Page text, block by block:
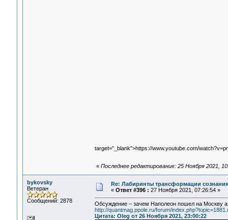
target="_blank">https://www.youtube.com/
« Последнее редактирование: 25 Ноября 2021,
bykovsky
Ветеран
Сообщений: 2878
Re: Лабиринты трансформации
« Ответ #396 : 27 Ноября 2021, 07:26:54 »
Обсуждение – зачем Наполеон пошел на Москву
http://quantmag.ppole.ru/forum/
Цитата: Oleg от 26 Ноября 2021, 23:00:22